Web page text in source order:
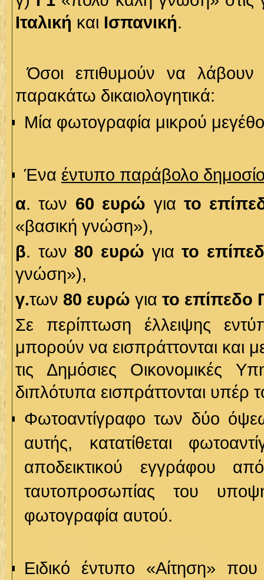
Ιταλική και Ισπανική.
Όσοι επιθυμούν να λάβουν
παρακάτω δικαιολογητικά:
Μία φωτογραφία μικρού
Ένα έντυπο παράβολο
α. των 60 ευρώ για το
«βασική γνώση»),
β. των 80 ευρώ γιατο
γνώση»),
γ.των 80 ευρώ για το επίπεδο
Σε περίπτωση έλλειψης
μπορούν να εισπράττονται και
τις Δημόσιες Οικονομικές
διπλότυπα εισπράττονται
Φωτοαντίγραφο των δύο
αυτής, κατατίθεται
αποδεικτικού εγγράφου
ταυτοπροσωπίας του
φωτογραφία αυτού.
Ειδικό έντυπο «Aίτηση»